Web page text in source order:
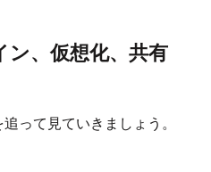
、仮想化、共有
って見ていきましょう。